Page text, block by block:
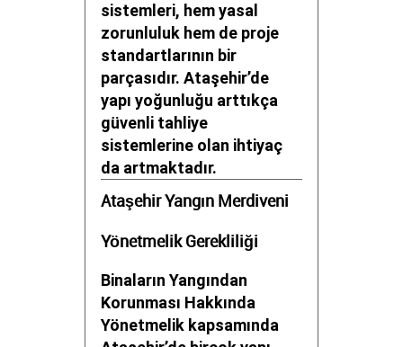
sistemleri, hem yasal
zorunluluk hem de proje
standartlarının bir
parçasıdır. Ataşehir’de
yapı yoğunluğu arttıkça
güvenli tahliye
sistemlerine olan ihtiyaç
da artmaktadır.
Ataşehir Yangın Merdiveni
Yönetmelik Gerekliliği
Binaların Yangından
Korunması Hakkında
Yönetmelik kapsamında